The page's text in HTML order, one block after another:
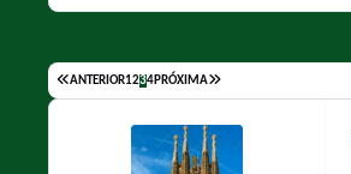
ANTERIOR1234PRÓXIMA